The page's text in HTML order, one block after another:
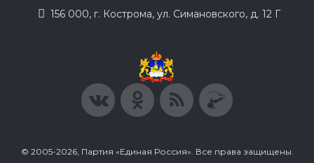
156 000, г. Кострома, ул. Симановского, д. 12 Г
© 2005-2026, Партия «Единая Россия». Все права защищены.